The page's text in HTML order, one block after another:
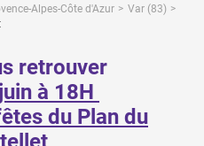
Alpes-Côte d'Azur
Var (83)
retrouver
à 18H
du Plan du